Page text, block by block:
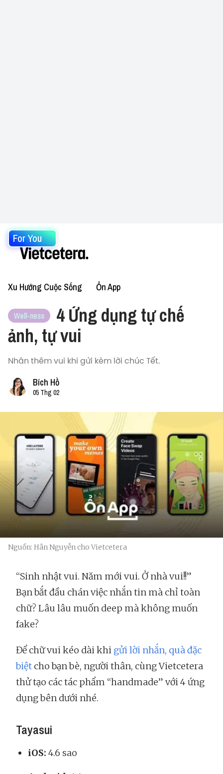
For You
Xu Hướng Cuộc Sống Ổn App
Well-ness
4 Ứng dụng tự chế
ảnh, tự vui
Nhân thêm vui khi gửi kèm lời chúc Tết.
Bích Hồ
05 Thg 02
Nguồn: Hân Nguyễn cho Vietcetera
“Sinh nhật vui. Năm mới vui. Ở nhà vui!!”
Bạn bắt đầu chán việc nhắn tin mà chỉ toàn
chữ? Lâu lâu muốn deep mà không muốn
fake?
Để chữ vui kéo dài khi gửi lời nhắn, quà đặc
biệt cho bạn bè, người thân, cùng Vietcetera
thử tạo các tác phẩm “handmade” với 4 ứng
dụng bên dưới nhé.
Tayasui
iOS: 4.6 sao